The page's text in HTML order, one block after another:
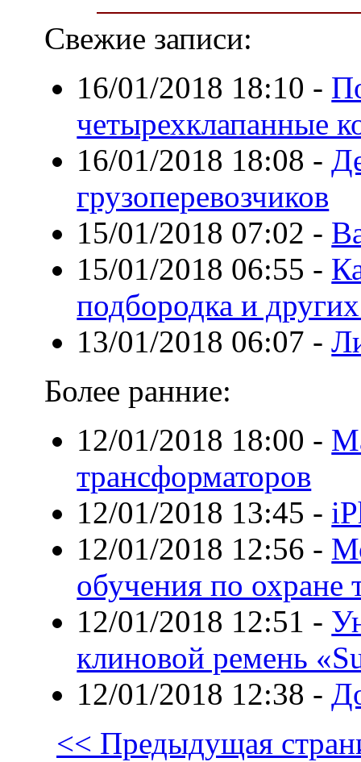
Свежие записи:
16/01/2018 18:10 -
четырехклапанные
16/01/2018 18:08 -
грузоперевозчиков
15/01/2018 07:02 -
15/01/2018 06:55 -
подбородка и
13/01/2018 06:07 -
Более ранние:
12/01/2018 18:00 -
трансформаторов
12/01/2018 13:45 -
12/01/2018 12:56 -
обучения по охране
12/01/2018 12:51 -
клиновой ремень
12/01/2018 12:38 -
<< Предыдущая